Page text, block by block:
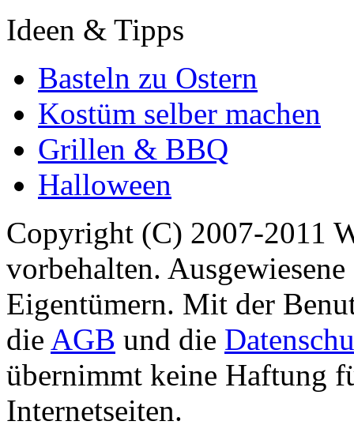
Ideen & Tipps
Basteln zu Ostern
Kostüm selber machen
Grillen & BBQ
Halloween
Copyright (C) 2007-2011
vorbehalten.
Eigentümern. Mit der
die AGB und die
übernimmt keine Haftung
Internetseiten.